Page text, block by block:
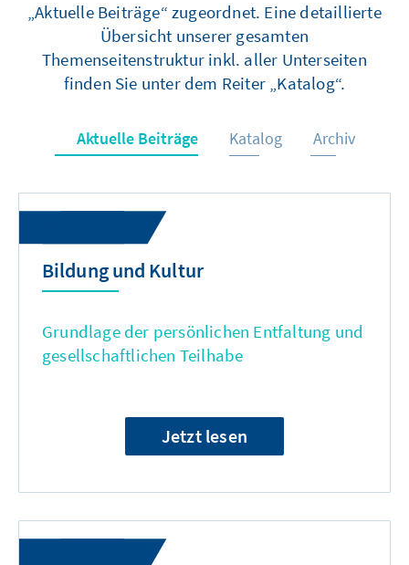
„Aktuelle Beiträge“ zugeordnet. Eine detaillierte
Übersicht unserer gesamten
Themenseitenstruktur inkl. aller Unterseiten
finden Sie unter dem Reiter „Katalog“.
Aktuelle Beiträge Katalog Archiv
Bildung und Kultur
Grundlage der persönlichen Entfaltung und
gesellschaftlichen Teilhabe
Jetzt lesen